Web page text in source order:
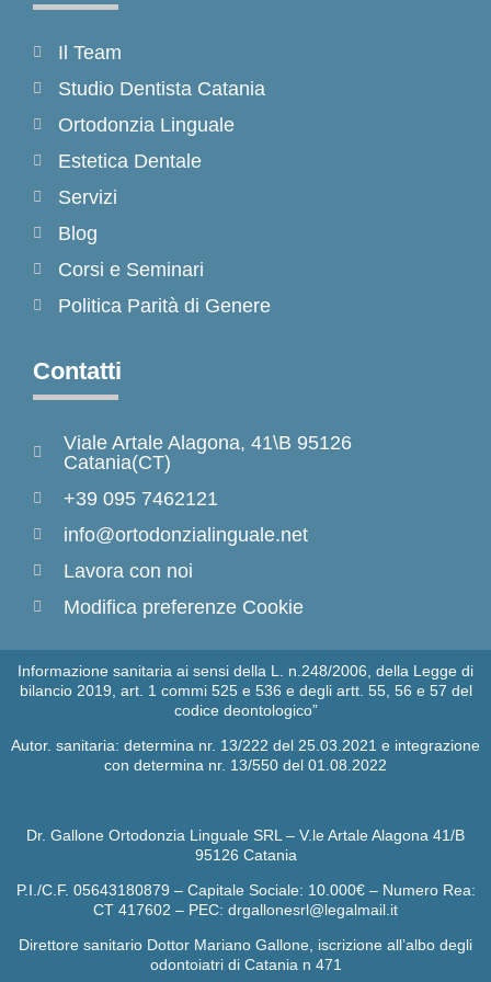
Il Team
Studio Dentista Catania
Ortodonzia Linguale
Estetica Dentale
Servizi
Blog
Corsi e Seminari
Politica Parità di Genere
Contatti
Viale Artale Alagona, 41\B 95126
Catania(CT)
+39 095 7462121
info@ortodonzialinguale.net
Lavora con noi
Modifica preferenze Cookie
Informazione sanitaria ai sensi della L. n.248/2006, della Legge di
bilancio 2019, art. 1 commi 525 e 536 e degli artt. 55, 56 e 57 del
codice deontologico”
Autor. sanitaria: determina nr. 13/222 del 25.03.2021 e integrazione
con determina nr. 13/550 del 01.08.2022
Dr. Gallone Ortodonzia Linguale SRL – V.le Artale Alagona 41/B
95126 Catania
P.I./C.F. 05643180879 – Capitale Sociale: 10.000€ – Numero Rea:
CT 417602 – PEC: drgallonesrl@legalmail.it
Direttore sanitario Dottor Mariano Gallone, iscrizione all’albo degli
odontoiatri di Catania n 471